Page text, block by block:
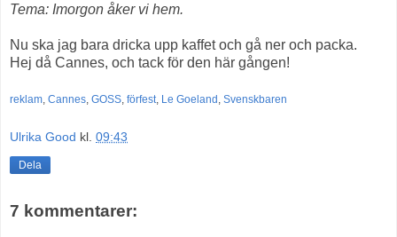
Tema: Imorgon åker vi hem.
Nu ska jag bara dricka upp kaffet och gå ner och packa.
Hej då Cannes, och tack för den här gången!
reklam, Cannes, GOSS, förfest, Le Goeland , Svenskbaren
Ulrika Good kl. 09:43
Dela
7 kommentarer: